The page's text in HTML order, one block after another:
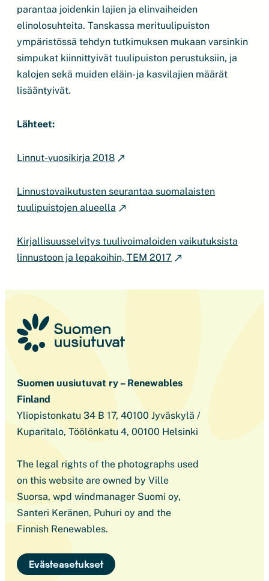
parantaa joidenkin lajien ja elinvaiheiden
elinolosuhteita. Tanskassa merituulipuiston
ympäristössä tehdyn tutkimuksen mukaan varsinkin
simpukat kiinnittyivät tuulipuiston perustuksiin, ja
kalojen sekä muiden eläin- ja kasvilajien määrät
lisääntyivät.
Lähteet:
Linnut-vuosikirja 2018
Linnustovaikutusten seurantaa suomalaisten
tuulipuistojen alueella
Kirjallisuusselvitys tuulivoimaloiden vaikutuksista
linnustoon ja lepakoihin, TEM 2017
Suomen uusiutuvat ry – Renewables
Finland
Yliopistonkatu 34 B 17, 40100 Jyväskylä /
Kuparitalo, Töölönkatu 4, 00100 Helsinki
The legal rights of the photographs used
on this website are owned by Ville
Suorsa, wpd windmanager Suomi oy,
Santeri Keränen, Puhuri oy and the
Finnish Renewables.
Evästeasetukset